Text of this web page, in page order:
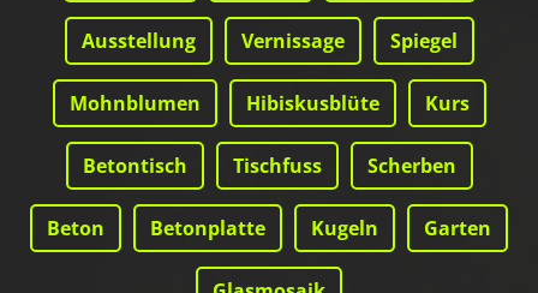
Ausstellung Vernissage Spiegel
Mohnblumen Hibiskusblüte Kurs
Betontisch Tischfuss Scherben
Beton Betonplatte Kugeln Garten